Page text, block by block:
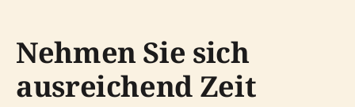
Nehmen Sie sich
ausreichend Zeit